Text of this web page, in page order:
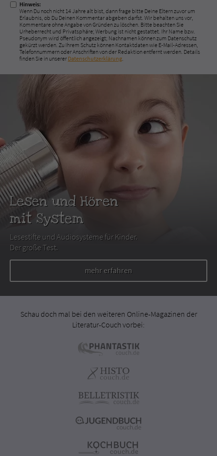
Hinweis:
Wenn Du noch nicht 14 Jahre alt bist, dann frage bitte Deine Eltern zuvor um
Erlaubnis, ob Du Deinen Kommentar abgeben darfst. Wir behalten uns vor,
Kommentare ohne Angabe von Gründen zu löschen. Bitte beachten Sie
Urheberrecht und Privatsphäre; Werbung ist nicht gestattet. Ihr Name bzw.
Pseudonym wird öffentlich angezeigt; Nachnamen können zum Datenschutz
gekürzt werden. Zu Ihrem Schutz können Kontaktdaten wie E-Mail-Adressen,
Telefonnummern oder Anschriften von der Redaktion entfernt werden. Details
finden Sie in unserer Datenschutzerklärung.
Lesen und Hören
mit System
Lesestifte und Audiosysteme für Kinder.
Der große Test.
mehr erfahren
Schau doch mal bei den weiteren Online-Magazinen der
Literatur-Couch vorbei: